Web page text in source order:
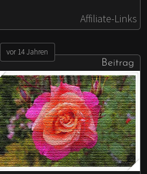
Affiliate-Links
vor 14 Jahren
Beitrag